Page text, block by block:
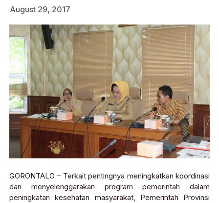
August 29, 2017
GORONTALO – Terkait pentingnya meningkatkan koordinasi
dan menyelenggarakan program pemerintah dalam
peningkatan kesehatan masyarakat, Pemerintah Provinsi